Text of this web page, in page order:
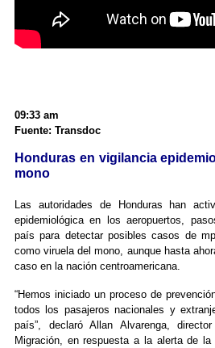
09:33 am
Fuente: Transdoc
Honduras en vigilancia
mono
Las autoridades de Honduras han
epidemiológica en los aeropuertos,
país para detectar posibles casos de
como viruela del mono, aunque hasta
caso en la nación centroamericana.
“Hemos iniciado un proceso de
todos los pasajeros nacionales y
país”, declaró Allan Alvarenga,
Migración, en respuesta a la alerta de